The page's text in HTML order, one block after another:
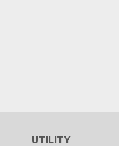
UTILITY